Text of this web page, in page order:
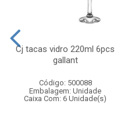
Cj tacas vidro 220ml 6pcs
gallant
Código: 500088
Embalagem: Unidade
Caixa Com: 6 Unidade(s)